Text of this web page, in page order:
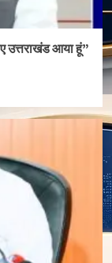
उत्तराखंड आया हूं”